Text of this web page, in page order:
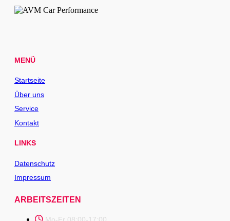
MENÜ
Startseite
Über uns
Service
Kontakt
LINKS
Datenschutz
Impressum
ARBEITSZEITEN
Mo-Fr 08:00-17:00